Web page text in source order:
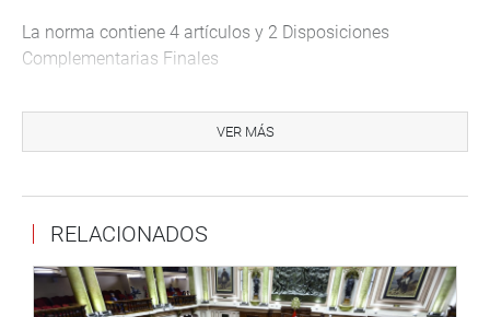
La norma contiene 4 artículos y 2 Disposiciones
Complementarias Finales
se autoriza al Ministerio de Economía y Finanzas para
que transfiera las partidas presupuestarias con cargo al
En el cuarto artículo establece las facultades de Ingeniería
y Tecnología; de Ciencias de la Salud; de Ciencias
Económicas y Sociales; de Zootecnia y Medicina
VER MÁS
RELACIONADOS